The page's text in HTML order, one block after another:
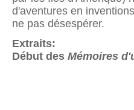
d'aventures en
ne pas désespérer.
Extraits:
Début des Mémoires